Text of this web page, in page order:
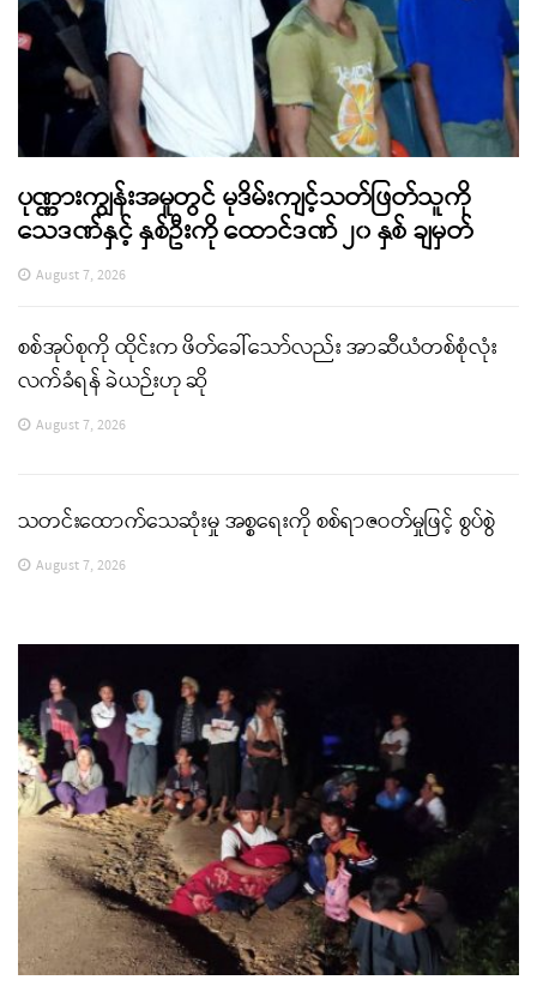
ပုဏ္ဏားကျွန်းအမှုတွင် မုဒိမ်းကျင့်သတ်ဖြတ်သူကို
သေဒဏ်နှင့် နှစ်ဦးကို ထောင်ဒဏ် ၂၀ နှစ် ချမှတ်
August 7, 2026
စစ်အုပ်စုကို ထိုင်းက ဖိတ်ခေါ်သော်လည်း အာဆီယံတစ်စုံလုံး
လက်ခံရန် ခဲယဉ်းဟု ဆို
August 7, 2026
သတင်းထောက်သေဆုံးမှု အစ္စရေးကို စစ်ရာဇဝတ်မှုဖြင့် စွပ်စွဲ
August 7, 2026